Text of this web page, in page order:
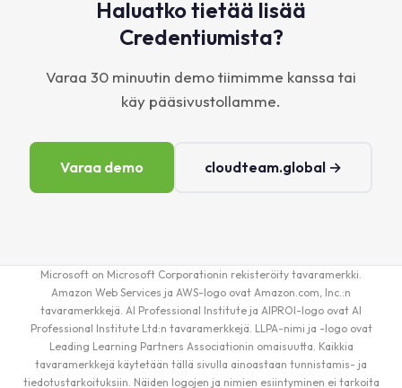
Haluatko tietää lisää
Credentiumista?
Varaa 30 minuutin demo tiimimme kanssa tai
käy pääsivustollamme.
Varaa demo cloudteam.global →
Microsoft on Microsoft Corporationin rekisteröity tavaramerkki.
Amazon Web Services ja AWS-logo ovat Amazon.com, Inc.:n
tavaramerkkejä. AI Professional Institute ja AIPROI-logo ovat AI
Professional Institute Ltd:n tavaramerkkejä. LLPA-nimi ja -logo ovat
Leading Learning Partners Associationin omaisuutta. Kaikkia
tavaramerkkejä käytetään tällä sivulla ainoastaan tunnistamis- ja
tiedotustarkoituksiin. Näiden logojen ja nimien esiintyminen ei tarkoita